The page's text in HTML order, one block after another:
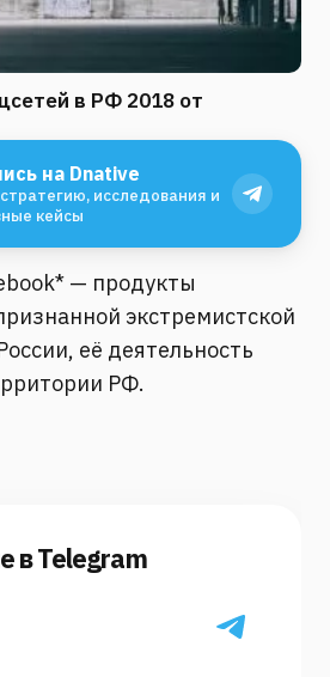
в РФ 2018 от
на Dnative
исследования и
кейсы
— продукты
экстремистской
её деятельность
РФ.
в Telegram